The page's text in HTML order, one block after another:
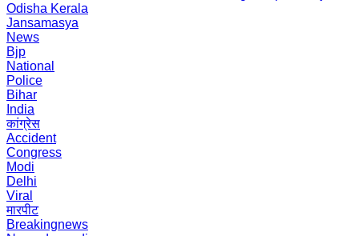
Odisha Kerala
Jansamasya
News
Bjp
National
Police
Bihar
India
कांग्रेस
Accident
Congress
Modi
Delhi
Viral
मारपीट
Breakingnews